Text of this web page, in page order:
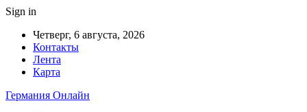
Sign in
Четверг, 6 августа, 2026
Контакты
Лента
Карта
Германия Онлайн